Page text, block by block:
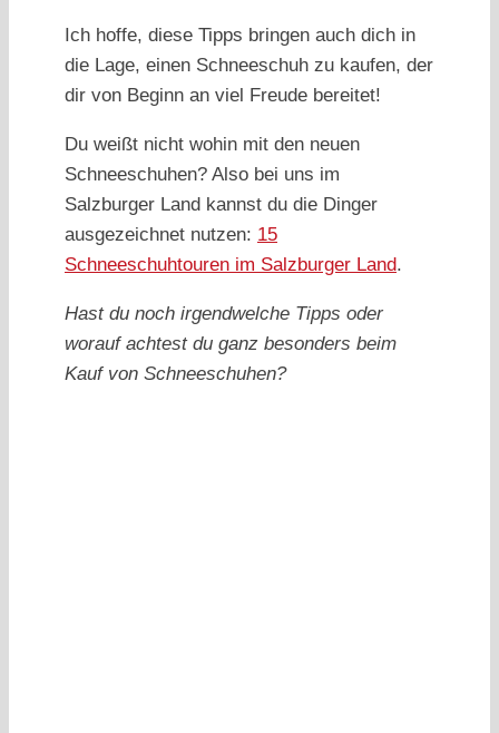
Ich hoffe, diese Tipps bringen auch dich in
die Lage, einen Schneeschuh zu kaufen, der
dir von Beginn an viel Freude bereitet!
Du weißt nicht wohin mit den neuen
Schneeschuhen? Also bei uns im
Salzburger Land kannst du die Dinger
ausgezeichnet nutzen: 15
Schneeschuhtouren im Salzburger Land.
Hast du noch irgendwelche Tipps oder
worauf achtest du ganz besonders beim
Kauf von Schneeschuhen?